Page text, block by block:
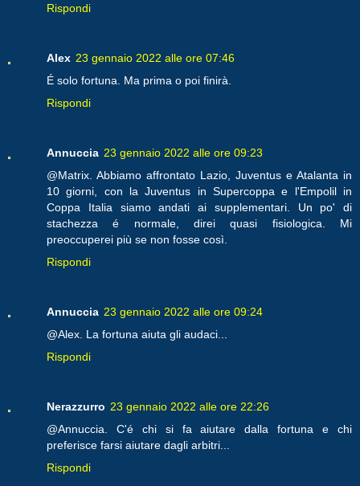
Rispondi
Alex 23 gennaio 2022 alle ore 07:46
É solo fortuna. Ma prima o poi finirà.
Rispondi
Annuccia 23 gennaio 2022 alle ore 09:23
@Matrix. Abbiamo affrontato Lazio, Juventus e Atalanta in
10 giorni, con la Juventus in Supercoppa e l'Empolil in
Coppa Italia siamo andati ai supplementari. Un po' di
stachezza é normale, direi quasi fisiologica. Mi
preoccuperei più se non fosse così.
Rispondi
Annuccia 23 gennaio 2022 alle ore 09:24
@Alex. La fortuna aiuta gli audaci...
Rispondi
Nerazzurro 23 gennaio 2022 alle ore 22:26
@Annuccia. C'é chi si fa aiutare dalla fortuna e chi
preferisce farsi aiutare dagli arbitri...
Rispondi